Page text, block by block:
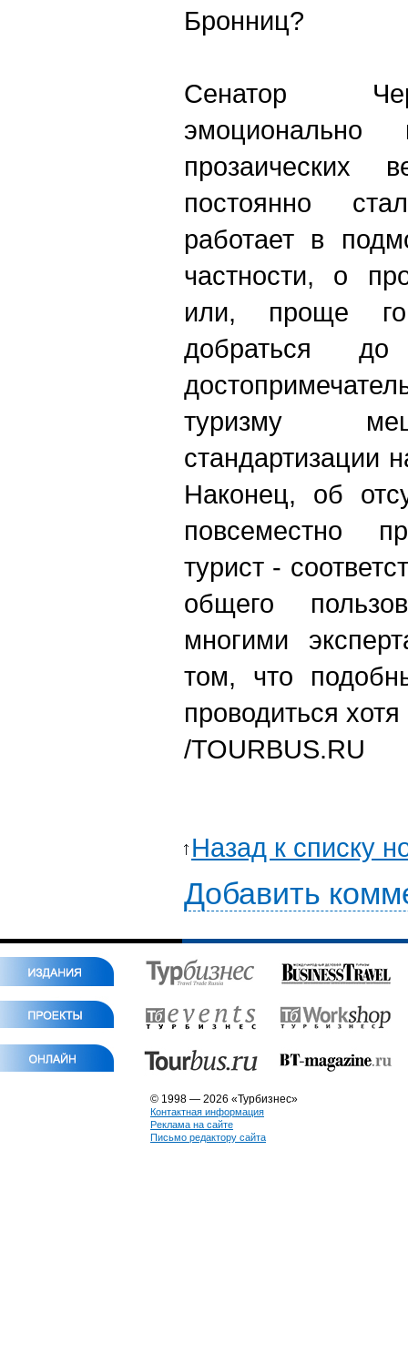
Бронниц?
Сенатор
прозаических
постоянно
работает в
частности, о
или, проще
добраться
туризму
стандартизации
Наконец, об
повсеместно
турист -
общего
многими
том, что
проводиться
/TOURBUS.RU
Назад к списку
Добавить
© 1998 — 2026 «Турбизнес»
Контактная информация
Реклама на сайте
Письмо редактору сайта